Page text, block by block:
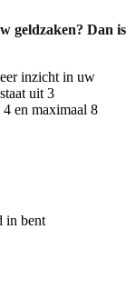
geldzaken? Dan is
inzicht in uw
uit 3
en maximaal 8
in bent